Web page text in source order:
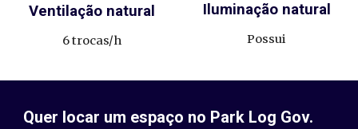
Ventilação natural
6 trocas/h
Iluminação natural
Possui
Quer locar um espaço no Park Log Gov.